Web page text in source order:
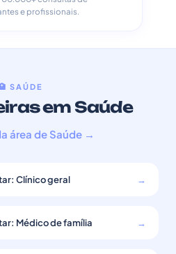
e profissionais.
SAÚDE
em Saúde
área de Saúde →
Clínico geral →
Médico de família →